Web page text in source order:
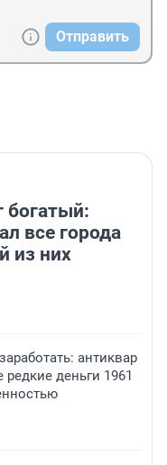
Отправить
богатый:
все города
из них
антиквар
деньги 1961